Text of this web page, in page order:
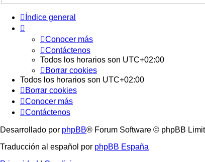
Índice general
Conocer más
Contáctenos
Todos los horarios son UTC+02:00
Borrar cookies
Todos los horarios son UTC+02:00
Borrar cookies
Conocer más
Contáctenos
Desarrollado por phpBB® Forum Software © phpBB
Traducción al español por phpBB España